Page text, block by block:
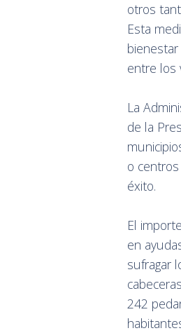
otros
Esta
entre los
La
de la
o
éxito.
El
en
sufragar
242